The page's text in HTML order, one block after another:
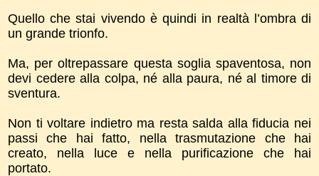
Quello che stai vivendo è quindi in realtà l’ombra di
un grande trionfo.
Ma, per oltrepassare questa soglia spaventosa, non
devi cedere alla colpa, né alla paura, né al timore di
sventura.
Non ti voltare indietro ma resta salda alla fiducia nei
passi che hai fatto, nella trasmutazione che hai
creato, nella luce e nella purificazione che hai
portato.